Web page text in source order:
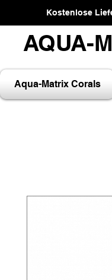
Kostenlose
AQUA-
AQUA-
Aqua-Matrix Corals